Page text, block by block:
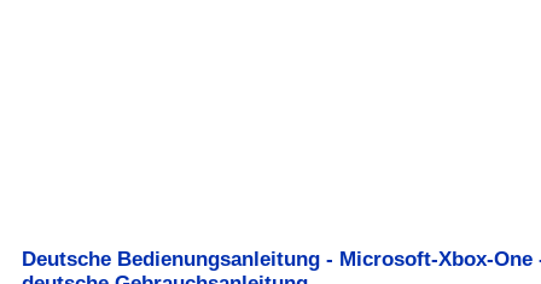
Deutsche Bedienungsanleitung - Microsoft-Xbox-One